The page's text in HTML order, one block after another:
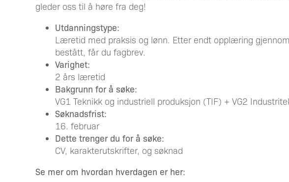
gleder oss til å høre fra deg!
Utdanningstype:
Læretid med praksis og lønn. Etter endt opplæring
bestått, får du fagbrev.
Varighet:
2 års læretid
Bakgrunn for å søke:
VG1 Teknikk og industriell produksjon (TIF) + VG2
Søknadsfrist:
16. februar
Dette trenger du for å søke:
CV, karakterutskrifter, og søknad
Se mer om hvordan hverdagen er her: